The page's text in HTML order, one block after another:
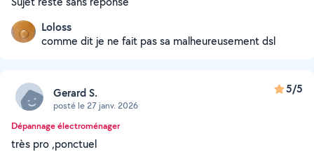
Loloss
comme dit je ne fait pas sa malheureusement dsl
Gerard S.
posté le 27 janv. 2026
5/5
Dépannage électroménager
très pro ,ponctuel